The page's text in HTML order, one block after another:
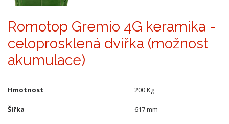
Romotop Gremio 4G keramika -
celoprosklená dvířka (možnost
akumulace)
Hmotnost 200 Kg
Šířka 617 mm